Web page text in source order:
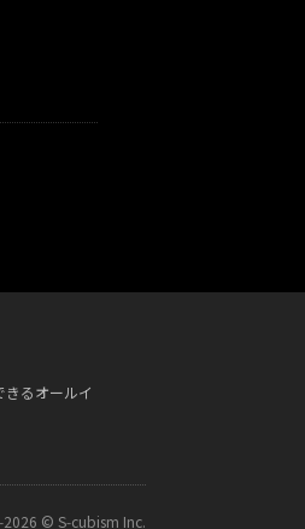
きるオールイ
© S‑cubism Inc.